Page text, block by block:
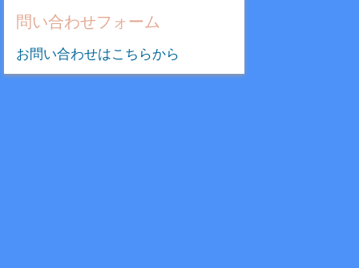
問い合わせフォーム
お問い合わせはこちらから